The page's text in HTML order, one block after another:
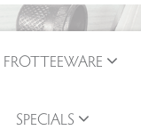
FROTTEEWARE
SPECIALS